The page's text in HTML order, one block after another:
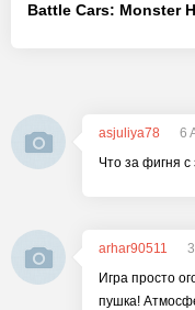
asjuliya78
6
Что за фигня с
arhar90511
Игра просто
пушка!